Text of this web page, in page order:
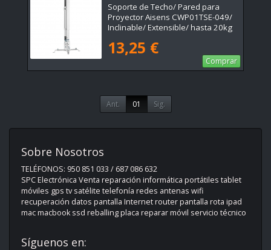
Soporte de Techo/ Pared para
Proyector Aisens CWP01TSE-049/
Inclinable/ Extensible/ hasta 20kg
13,25 €
Comprar
Ant. 01 Sig.
Sobre Nosotros
TELÉFONOS: 950 851 033 / 687 086 632
SPC Electrónica Venta reparación informática portátiles tablet
móviles gps tv satélite telefonía redes antenas wifi
recuperación datos pantalla Internet router pantalla rota ipad
mac macbook ssd reballing placa reparar móvil servicio técnico
Síguenos en: